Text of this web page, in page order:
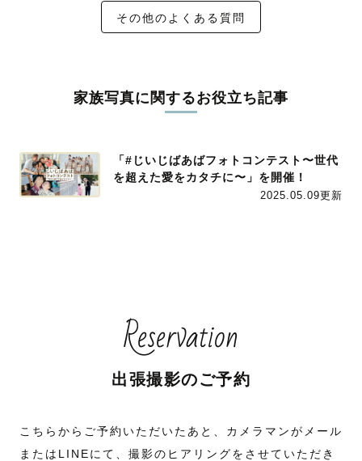
その他のよくある質問
家族写真に関するお役立ち記事
「#じいじばあばフォトコンテスト〜世代
を超えた愛をカタチに〜」を開催！
2025.05.09更新
Reservation
出張撮影のご予約
こちらからご予約いただいたあと、カメラマンがメール
またはLINEにて、撮影のヒアリングをさせていただき